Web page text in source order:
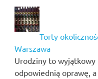
Torty
Warszawa
Urodziny to wyjątkowy
odpowiednią oprawę,